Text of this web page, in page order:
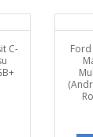
C-